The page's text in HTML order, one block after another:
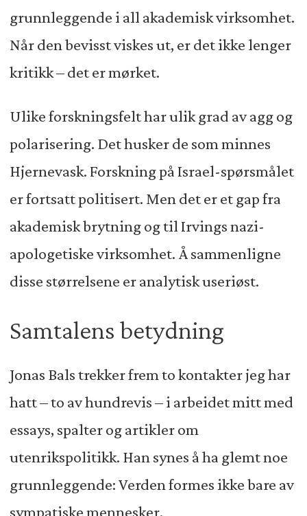
grunnleggende i all akademisk virksomhet.
Når den bevisst viskes ut, er det ikke lenger
kritikk – det er mørket.
Ulike forskningsfelt har ulik grad av agg og
polarisering. Det husker de som minnes
Hjernevask. Forskning på Israel-spørsmålet
er fortsatt politisert. Men det er et gap fra
akademisk brytning og til Irvings nazi-
apologetiske virksomhet. Å sammenligne
disse størrelsene er analytisk useriøst.
Samtalens betydning
Jonas Bals trekker frem to kontakter jeg har
hatt – to av hundrevis – i arbeidet mitt med
essays, spalter og artikler om
utenrikspolitikk. Han synes å ha glemt noe
grunnleggende: Verden formes ikke bare av
sympatiske mennesker.